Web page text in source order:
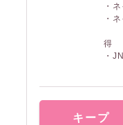
・
・
＋
得
・
キープ